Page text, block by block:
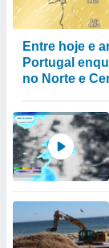
Entre hoje e
Portugal
no Norte e